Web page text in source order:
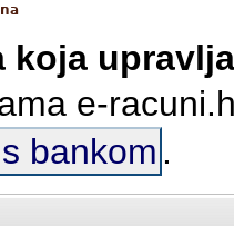
koja
e-
bankom .